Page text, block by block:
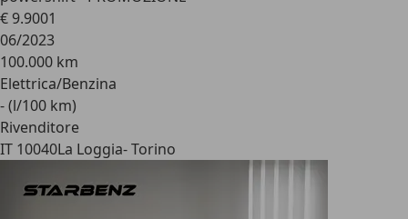
€ 9.9001
06/2023
100.000 km
Elettrica/Benzina
- (l/100 km)
Rivenditore
IT 10040La Loggia- Torino